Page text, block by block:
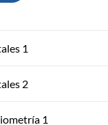
1
2
1